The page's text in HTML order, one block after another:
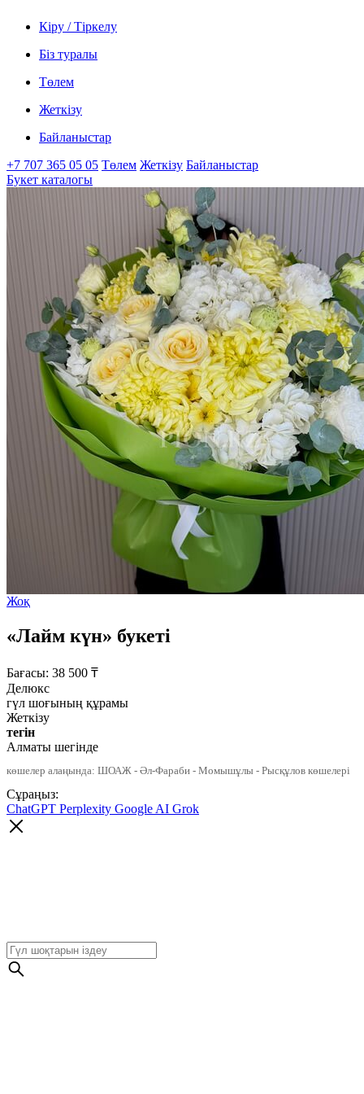
Кіру / Тіркелу
Біз туралы
Төлем
Жеткізу
Байланыстар
+7 707 365 05 05 Төлем Жеткізу Байланыстар
Букет каталогы
Жоқ
«Лайм күн» букеті
Бағасы: 38 500 ₸
Делюкс
гүл шоғының құрамы
Жеткізу
тегін
Алматы шегінде
көшелер алаңында: ШОАЖ - Әл-Фараби - Момышұлы - Рысқұлов көшелері
Сұраңыз:
ChatGPT Perplexity Google AI Grok